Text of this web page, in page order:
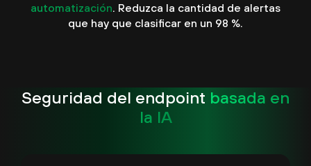
automatización. Reduzca la cantidad de alertas
que hay que clasificar en un 98 %.
Seguridad del endpoint basada en
la IA